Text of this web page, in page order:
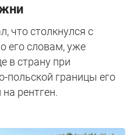
что столкнулся с
его словам, уже
в страну при
польской границы его
рентген.